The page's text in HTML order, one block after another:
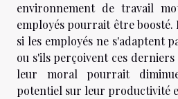
environnement de travail
employés pourrait être boosté.
si les employés ne s'adaptent
ou s'ils perçoivent ces
leur moral pourrait
potentiel sur leur productivité